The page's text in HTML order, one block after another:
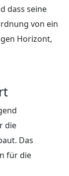
dass seine
von ein
Horizont,
die
Das
für die